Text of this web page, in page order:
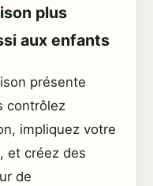
plus
aux enfants
présente
contrôlez
impliquez votre
et créez des
de